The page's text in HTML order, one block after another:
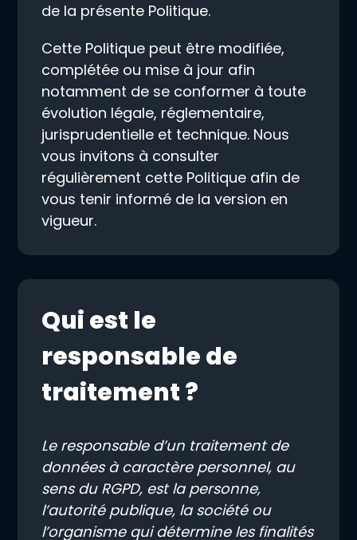
de la présente Politique.
Cette Politique peut être modifiée,
complétée ou mise à jour afin
notamment de se conformer à toute
évolution légale, réglementaire,
jurisprudentielle et technique. Nous
vous invitons à consulter
régulièrement cette Politique afin de
vous tenir informé de la version en
vigueur.
Qui est le
responsable de
traitement ?
Le responsable d’un traitement de
données à caractère personnel, au
sens du RGPD, est la personne,
l’autorité publique, la société ou
l’organisme qui détermine les finalités